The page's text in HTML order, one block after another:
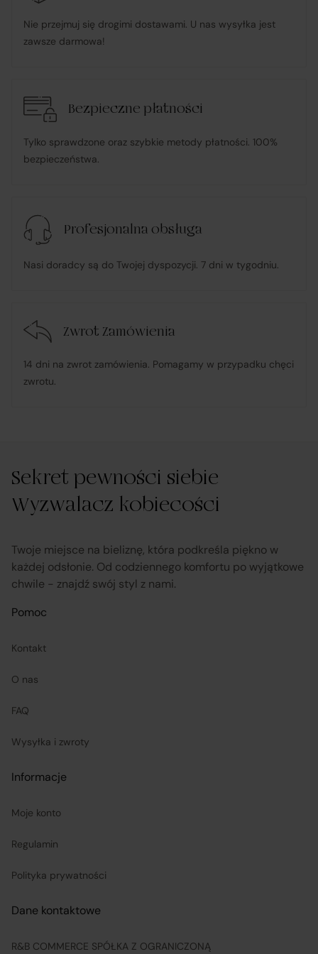
Nie przejmuj się drogimi dostawami. U nas wysyłka jest
zawsze darmowa!
Bezpieczne płatności
Tylko sprawdzone oraz szybkie metody płatności. 100%
bezpieczeństwa.
Profesjonalna obsługa
Nasi doradcy są do Twojej dyspozycji. 7 dni w tygodniu.
Zwrot Zamówienia
14 dni na zwrot zamówienia. Pomagamy w przypadku chęci
zwrotu.
Sekret pewności siebie
Wyzwalacz kobiecości
Twoje miejsce na bieliznę, która podkreśla piękno w
każdej odsłonie. Od codziennego komfortu po wyjątkowe
chwile - znajdź swój styl z nami.
Pomoc
Kontakt
O nas
FAQ
Wysyłka i zwroty
Informacje
Moje konto
Regulamin
Polityka prywatności
Dane kontaktowe
R&B COMMERCE SPÓŁKA Z OGRANICZONĄ
działa w imieniu i na rzecz Klienta (na podstawie
udzielonego pełnomocnictwa), składając zamówienie u
pośredniczy w obsłudze płatności związanych z
ponosi odpowiedzialność za zgodność Towaru z
umową
, w tym realizuje reklamacje i roszczenia
konsumenta;
w przypadku stwierdzenia niezgodności Towaru z
umową – organizuje wymianę na towar wolny od wad
Platformy oraz świadczonych przez siebie usług
pośrednictwa;
obsługuje odstąpienie od umowy pośrednictwa;
przekazuje informacje na temat odstąpienia od umowy
koordynuje proces odstąpienia od umowy sprzedaży
zwrotu ceny i kosztów dostawy.
Sprzedawcy (Zewnętrzni przedsiębiorcy):
są odpowiedzialni za prawidłową realizację umów
sprzedaży, w tym za dostarczenie towarów zgodnych z
Platformie;
zgodnie z jej treścią;